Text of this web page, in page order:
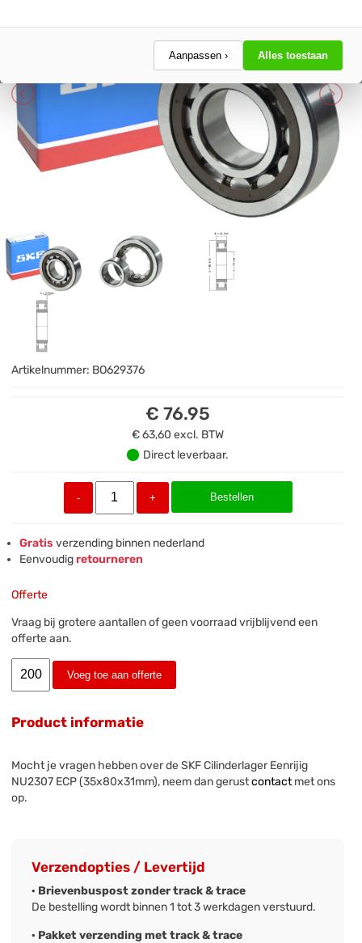
Aanpassen › Alles toestaan
Artikelnummer: BO629376
€ 76.95
€ 63,60 excl. BTW
Direct leverbaar.
- + Bestellen
Gratis verzending binnen nederland
Eenvoudigretourneren
Offerte
Vraag bij grotere aantallen of geen voorraad vrijblijvend een
offerte aan.
Voeg toe aan offerte
Product informatie
Mocht je vragen hebben over de SKF Cilinderlager Eenrijig
NU2307 ECP (35x80x31mm), neem dan gerustcontactmet ons
op.
Verzendopties / Levertijd
· Brievenbuspost zonder track & trace
De bestelling wordt binnen 1 tot 3 werkdagen verstuurd.
· Pakket verzending met track & trace